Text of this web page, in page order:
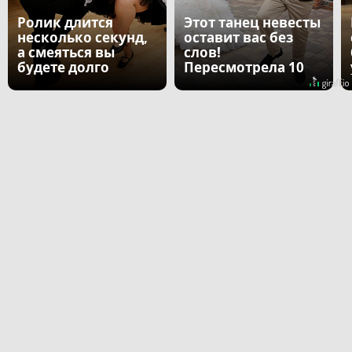
Ролик длится
несколько секунд,
а смеяться вы
будете долго
Этот танец невесты
оставит вас без
слов!
Пересмотрела 10